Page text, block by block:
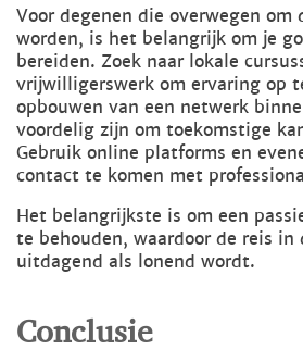
Voor degenen die overwegen
worden, is het belangrijk om je
bereiden. Zoek naar lokale
vrijwilligerswerk om ervaring op
opbouwen van een netwerk
voordelig zijn om toekomstige
Gebruik online platforms en
contact te komen met
Het belangrijkste is om een
te behouden, waardoor de reis in
uitdagend als lonend wordt.
Conclusie